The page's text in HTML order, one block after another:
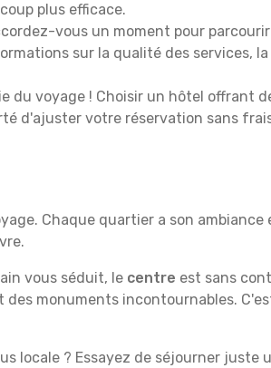
plus efficace.
vous un moment pour
sur la qualité des services,
du voyage ! Choisir un hôtel offrant
d'ajuster votre réservation sans
Chaque quartier a son
vous séduit, le centre est sans
monuments incontournables.
locale ? Essayez de séjourner juste